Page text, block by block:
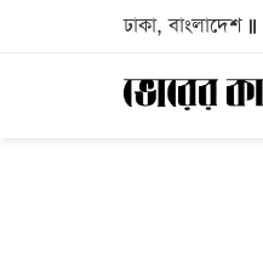
ঢাকা, বাংলাদেশ